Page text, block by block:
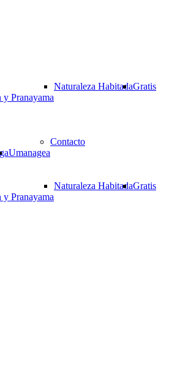
y Pranayama
Naturaleza HabitadaGratis
Umanagea
Contacto
y Pranayama
Naturaleza HabitadaGratis